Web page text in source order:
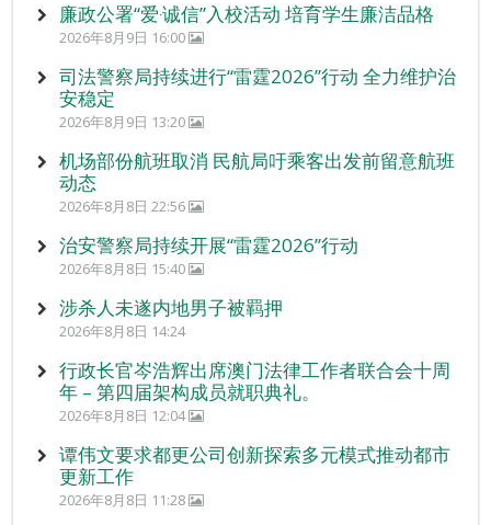
廉政公署“爱‧诚信”入校活动 培育学生廉洁品格
2026年8月9日 16:00
司法警察局持续进行“雷霆2026”行动 全力维护治
安稳定
2026年8月9日 13:20
机场部份航班取消 民航局吁乘客出发前留意航班
动态
2026年8月8日 22:56
治安警察局持续开展“雷霆2026”行动
2026年8月8日 15:40
涉杀人未遂内地男子被羁押
2026年8月8日 14:24
行政长官岑浩辉出席澳门法律工作者联合会十周
年 – 第四届架构成员就职典礼。
2026年8月8日 12:04
谭伟文要求都更公司创新探索多元模式推动都市
更新工作
2026年8月8日 11:28